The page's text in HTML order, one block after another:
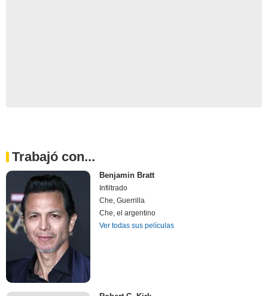
Trabajó con...
Benjamin Bratt
Infiltrado
Che, Guerrilla
Che, el argentino
Ver todas sus películas